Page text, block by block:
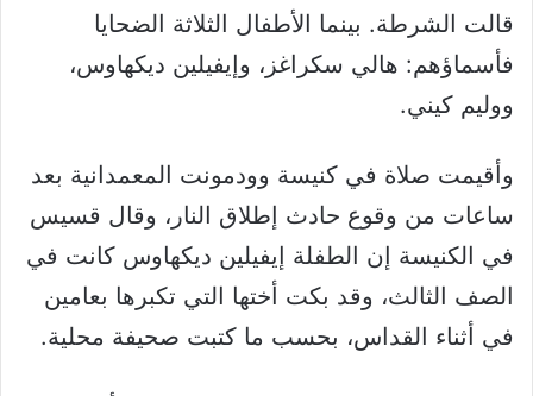
قالت الشرطة. بينما الأطفال الثلاثة الضحايا
فأسماؤهم: هالي سكراغز، وإيفيلين ديكهاوس،
ووليم كيني.
وأقيمت صلاة في كنيسة وودمونت المعمدانية بعد
ساعات من وقوع حادث إطلاق النار، وقال قسيس
في الكنيسة إن الطفلة إيفيلين ديكهاوس كانت في
الصف الثالث، وقد بكت أختها التي تكبرها بعامين
في أثناء القداس، بحسب ما كتبت صحيفة محلية.